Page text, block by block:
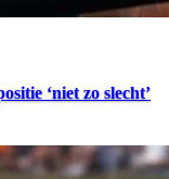
‘niet zo slecht’